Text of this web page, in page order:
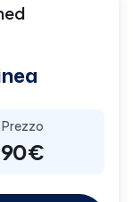
Prezzo
90€